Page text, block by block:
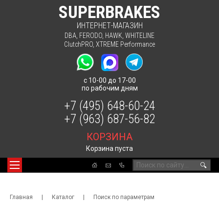
SUPERBRAKES
ИНТЕРНЕТ-МАГАЗИН
DBA FERODO HAWK WHITELINE
ClutchPRO XTREME Performance
с 10-00 до 17-00
по рабочим дням
🔍
КОРЗИНА
Корзина пуста
+7 (495) 648-60-24
+7 (963) 687-56-82
Главная | Каталог | Поиск по параметрам